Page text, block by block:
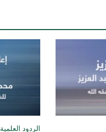
الردود العلمية